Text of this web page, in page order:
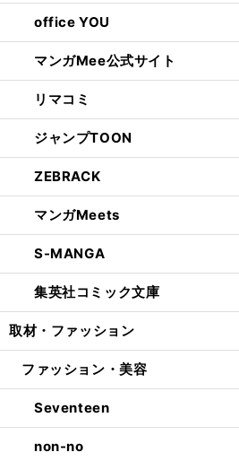
office YOU
マンガMee公式サイト
リマコミ
ジャンプTOON
ZEBRACK
マンガMeets
S-MANGA
集英社コミック文庫
取材・ファッション
ファッション・美容
Seventeen
non-no